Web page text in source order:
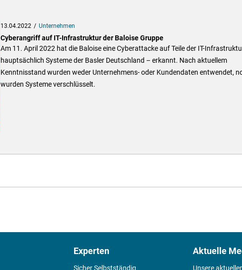
13.04.2022 Unternehmen
Cyberangriff auf IT-Infrastruktur der Baloise Gruppe
Am 11. April 2022 hat die Baloise eine Cyberattacke auf Teile der IT-
hauptsächlich Systeme der Basler Deutschland – erkannt. Nach aktuellem
Kenntnisstand wurden weder Unternehmens- oder Kundendaten entwendet,
wurden Systeme verschlüsselt.
Experten
Sicher Selbstständig
Aktuelle
Unsere